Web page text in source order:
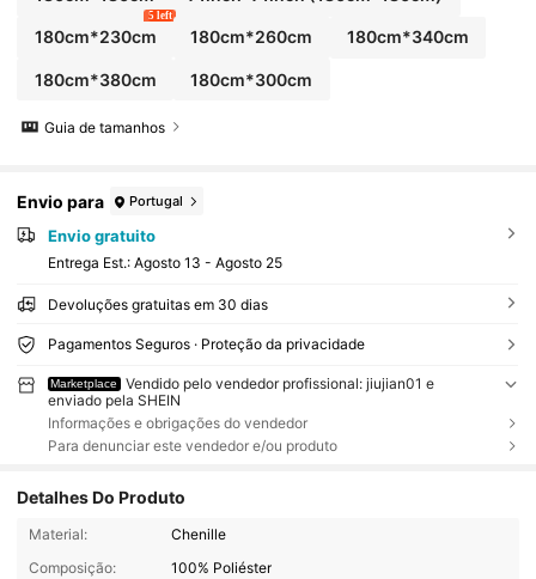
180cm*230cm
5 left
180cm*260cm 180cm*340cm
180cm*380cm 180cm*300cm
Guia de tamanhos
Envio para Portugal
Envio gratuito
Entrega Est.: Agosto 13 - Agosto 25
Devoluções gratuitas em 30 dias
Pagamentos Seguros · Proteção da privacidade
Marketplace
Vendido pelo vendedor profissional: jiujian01 e
enviado pela SHEIN
Informações e obrigações do vendedor
Para denunciar este vendedor e/ou produto
Detalhes Do Produto
Material:
Chenille
Composição:
100% Poliéster